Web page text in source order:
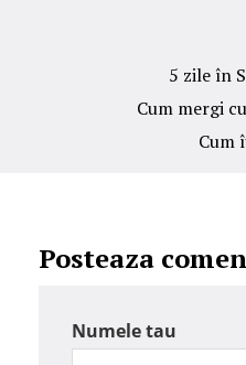
5 zile în
Cum mergi
Cum
Posteaza
Numele tau